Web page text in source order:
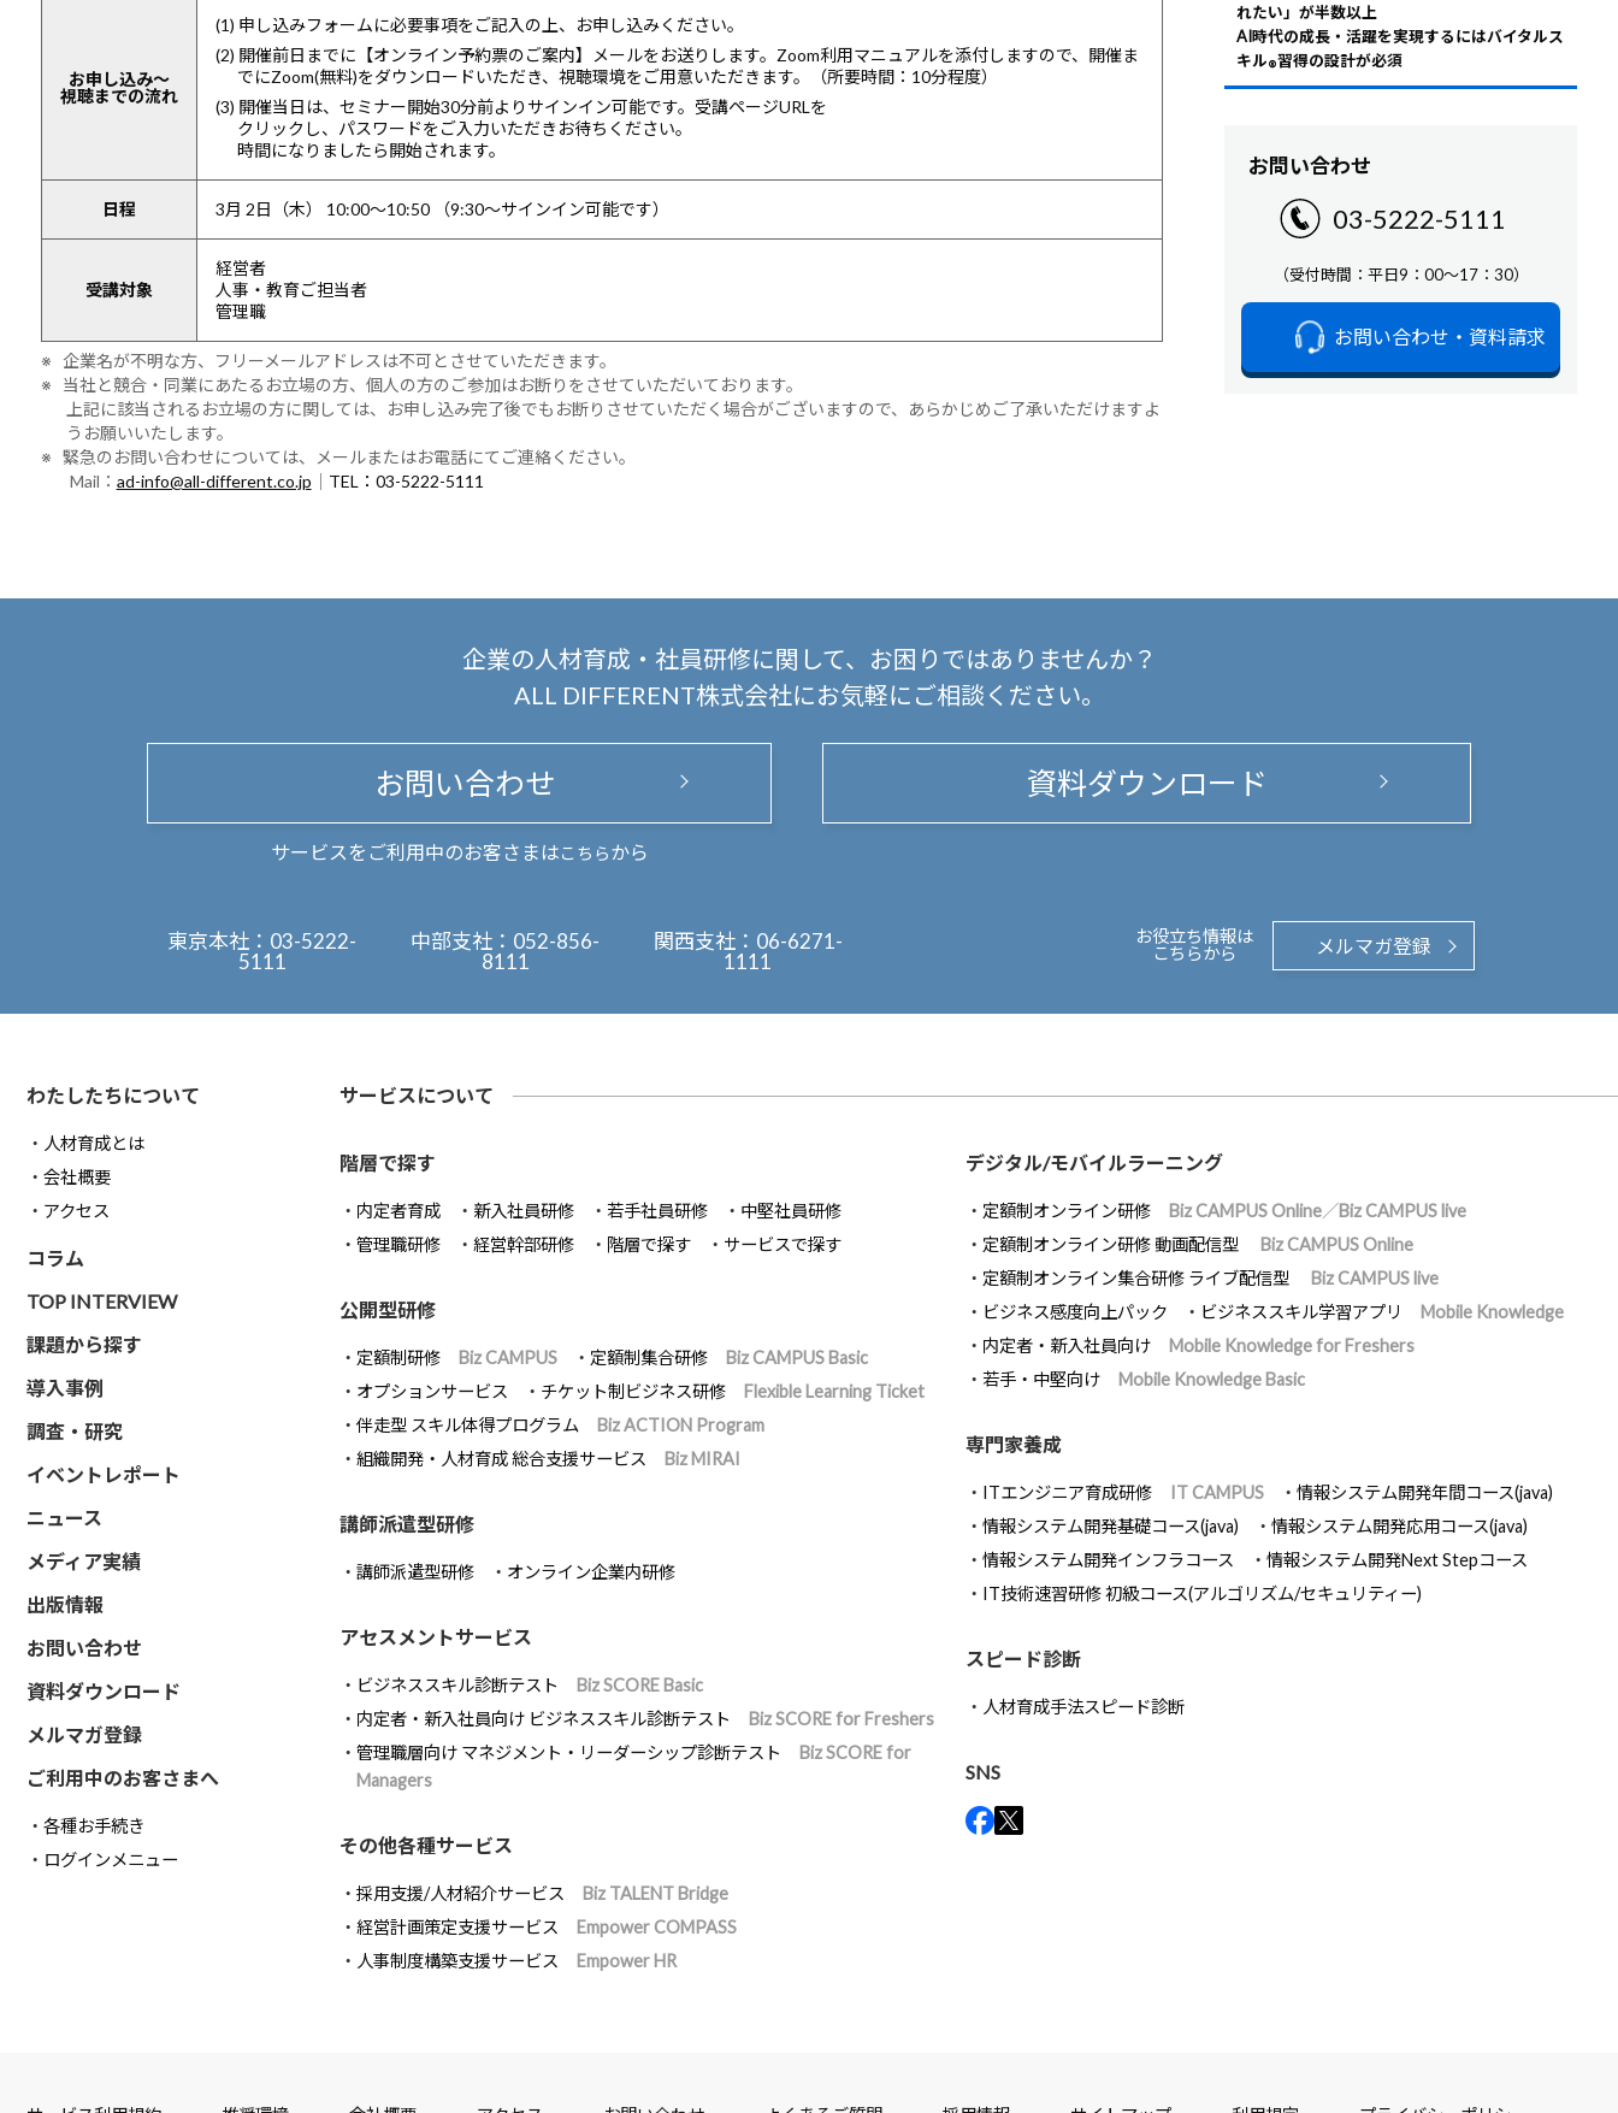
お申し込み～
視聴までの流れ
(1) 申し込みフォームに必要事項をご記入の上、お申し込みください。
(2) 開催前日までに【オンライン予約票のご案内】メールをお送りします。Zoom利用マニュアルを添付しますので、開催ま
でにZoom(無料)をダウンロードいただき、視聴環境をご用意いただきます。（所要時間：10分程度）
(3) 開催当日は、セミナー開始30分前よりサインイン可能です。受講ページURLを
クリックし、パスワードをご入力いただきお待ちください。
時間になりましたら開始されます。
日程 3月 2日（木） 10:00～10:50（9:30～サインイン可能です）
受講対象
経営者
人事・教育ご担当者
管理職
※ 企業名が不明な方、フリーメールアドレスは不可とさせていただきます。
※ 当社と競合・同業にあたるお立場の方、個人の方のご参加はお断りをさせていただいております。
上記に該当されるお立場の方に関しては、お申し込み完了後でもお断りさせていただく場合がございますので、あらかじめご了承いただけますよ
うお願いいたします。
※ 緊急のお問い合わせについては、メールまたはお電話にてご連絡ください。
Mail： ad-info@all-different.co.jp TEL：03-5222-5111
れたい」が半数以上
AI時代の成長・活躍を実現するにはバイタルス
キル®習得の設計が必須
お問い合わせ
03-5222-5111
（受付時間：平日9：00～17：30）
お問い合わせ・資料請求
企業の人材育成・社員研修に関して、
お困りではありませんか？
ALL DIFFERENT株式会社にお気軽にご相談ください。
お問い合わせ
サービスをご利用中のお客さまはこちらから
資料ダウンロード
東京本社： 03-5222-
5111
中部支社： 052-856-
8111
関西支社： 06-6271-
1111
お役立ち情報は
こちらから
メルマガ登録
わたしたちについて
人材育成とは
会社概要
アクセス
コラム
TOP INTERVIEW
課題から探す
導入事例
調査・研究
イベントレポート
ニュース
メディア実績
出版情報
お問い合わせ
資料ダウンロード
メルマガ登録
ご利用中のお客さまへ
各種お手続き
ログインメニュー
サービスについて
階層で探す
内定者育成 新入社員研修 若手社員研修
中堅社員研修
管理職研修
経営幹部研修 階層で探す サービスで探す
公開型研修
定額制研修 Biz CAMPUS 定額制集合研修
Biz CAMPUS Basic
オプションサービス
チケット制ビジネス研修
Flexible Learning Ticket
伴走型 スキル体得プログラム
Biz ACTION Program
組織開発・人材育成 総合支援サービス
Biz MIRAI
講師派遣型研修
講師派遣型研修 オンライン企業内研修
アセスメントサービス
ビジネススキル診断テスト
Biz SCORE Basic
内定者・新入社員向け ビジネススキル診断テスト
Biz SCORE for Freshers
管理職層向け マネジメント・リーダーシップ診断テスト
Biz SCORE for
Managers
その他各種サービス
採用支援/人材紹介サービス
Biz TALENT Bridge
経営計画策定支援サービス
Empower COMPASS
人事制度構築支援サービス
Empower HR
デジタル/モバイルラーニング
定額制オンライン研修
Biz CAMPUS Online／Biz CAMPUS live
定額制オンライン研修 動画配信型
Biz CAMPUS Online
定額制オンライン集合研修 ライブ配信型
Biz CAMPUS live
ビジネス感度向上パック
ビジネススキル学習アプリ
Mobile Knowledge
内定者・新入社員向け
Mobile Knowledge for Freshers
若手・中堅向け
Mobile Knowledge Basic
専門家養成
ITエンジニア育成研修 IT CAMPUS
情報システム開発年間コース(java)
情報システム開発基礎コース(java)
情報システム開発応用コース(java)
情報システム開発インフラコース
情報システム開発Next Stepコース
IT技術速習研修 初級コース(アルゴリズム/セキュリティー)
スピード診断
人材育成手法スピード診断
SNS